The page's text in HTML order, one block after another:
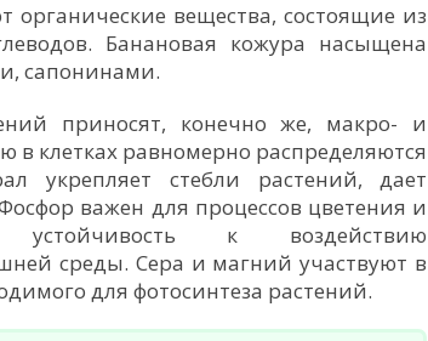
органические вещества, состоящие из
Банановая кожура насыщена
сапонинами.
приносят, конечно же, макро- и
в клетках равномерно распределяются
укрепляет стебли растений, дает
важен для процессов цветения и
устойчивость к воздействию
среды. Сера и магний участвуют в
для фотосинтеза растений.